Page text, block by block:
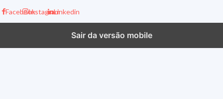
FacebookInstagramLinkedin
Sair da versão mobile